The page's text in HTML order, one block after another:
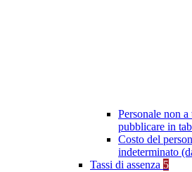
Personale non
pubblicare in
Costo del
indeterminato
Tassi di assenza 5